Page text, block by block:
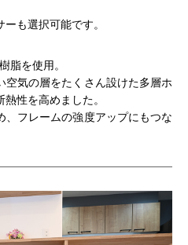
も選択可能です。
脂を使用。
空気の層をたくさん設けた多層ホ
性を高めました。
、フレームの強度アップにもつな